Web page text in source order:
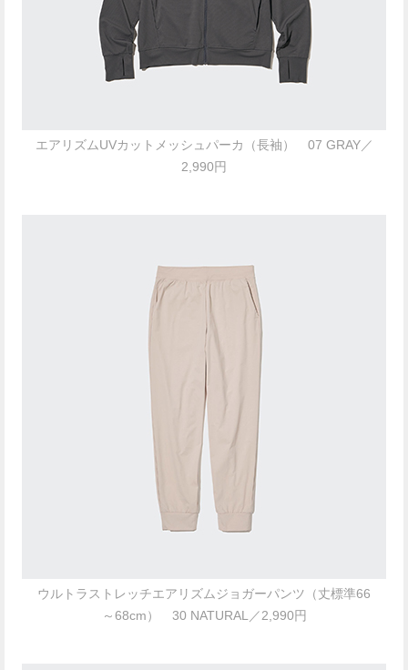
エアリズムUVカットメッシュパーカ（長袖） 07 GRAY／
2,990円
ウルトラストレッチエアリズムジョガーパンツ（丈標準66
～68cm） 30 NATURAL／2,990円